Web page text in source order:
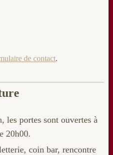
de contact.
les portes sont ouvertes à
20h00.
, coin bar, rencontre